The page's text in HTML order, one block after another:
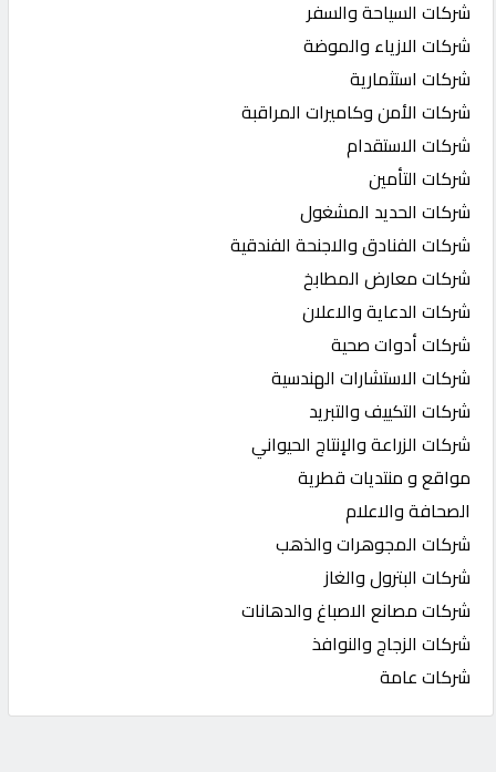
شركات السياحة والسفر
شركات الازياء والموضة
شركات استثمارية
شركات الأمن وكاميرات المراقبة
شركات الاستقدام
شركات التأمين
شركات الحديد المشغول
شركات الفنادق والاجنحة الفندقية
شركات معارض المطابخ
شركات الدعاية والاعلان
شركات أدوات صحية
شركات الاستشارات الهندسية
شركات التكييف والتبريد
شركات الزراعة والإنتاج الحيواني
مواقع و منتديات قطرية
الصحافة والاعلام
شركات المجوهرات والذهب
شركات البترول والغاز
شركات مصانع الاصباغ والدهانات
شركات الزجاج والنوافذ
شركات عامة